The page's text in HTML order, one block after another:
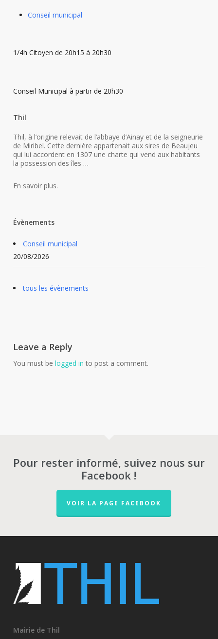
Conseil municipal
1/4h Citoyen de 20h15 à 20h30
Conseil Municipal à partir de 20h30
Thil
Thil, à l’origine relevait de l’abbaye d’Ainay et de la seigneurie
de Miribel. Cette dernière appartenait aux sires de Beaujeu
qui lui accordent en 1307 une charte qui vend aux habitants
la possession des îles …
En savoir plus.
Évènements
Conseil municipal
20/08/2026
tous les évènements
Leave a Reply
You must be logged in to post a comment.
Pour rester informé, suivez nous sur
Facebook !
VOIR LA PAGE FACEBOOK
Mairie de Thil